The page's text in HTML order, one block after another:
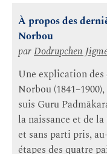
À propos des
Norbou
parDodrupchen
Une explication
Norbou
suis Guru
la naissance et de
et sans parti pris,
étapes des quatre